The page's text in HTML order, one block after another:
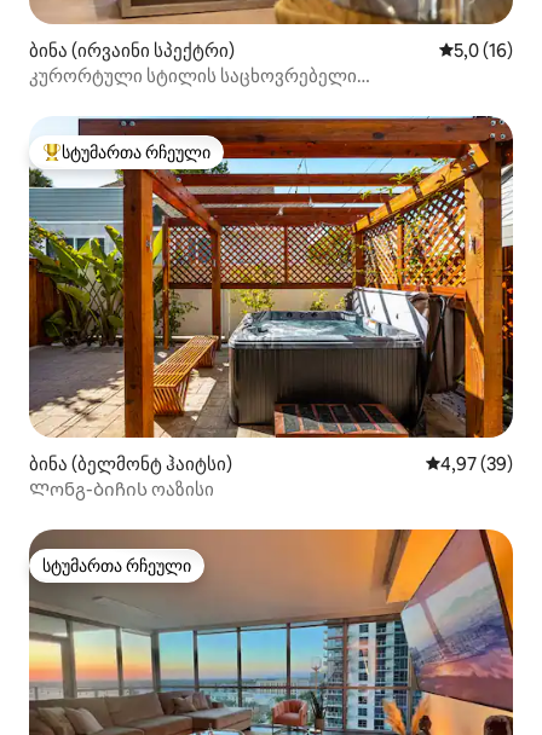
ბინა (ირვაინი სპექტრი) საშუალო
5,0 (16)
კურორტული სტილის საცხოვრებელი
სტუმართა რჩეული მოწინავე ვარიანტი
სტუმართა რჩეული
ბინა (ბელმონტ ჰაიტსი) საშუალო
4,97 (39)
Ლონგ-ბიჩის ოაზისი
სტუმართა რჩეული
სტუმართა რჩეული